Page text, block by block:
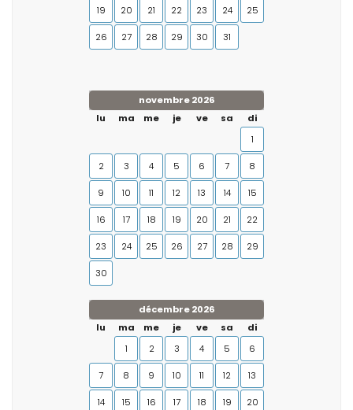
19 20 21 22 23 24 25
26 27 28 29 30 31
novembre 2026
lu
ma me je ve sa
di
1
2 3 4 5 6 7 8
9 10 11 12 13 14 15
16 17 18 19 20 21 22
23 24 25 26 27 28 29
30
décembre 2026
lu
ma me je ve sa
di
1
2 3 4 5 6
7 8 9 10 11 12 13
14 15 16 17 18 19 20